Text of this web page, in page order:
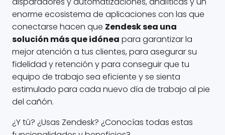
enorme ecosistema de aplicaciones con las que
conectarse hacen que Zendesk sea una
solución más que idónea para garantizar la
mejor atención a tus clientes, para asegurar su
fidelidad y retención y para conseguir que tu
equipo de trabajo sea eficiente y se sienta
estimulado para cada nuevo día de trabajo al pie
del cañón.
¿Y tú? ¿Usas Zendesk? ¿Conocías todas estas